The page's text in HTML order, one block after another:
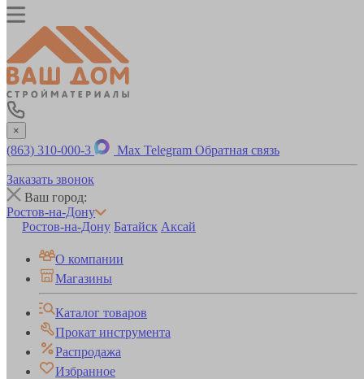
×
(863) 310-000-3 Max Telegram Обратная связь
Заказать звонок
Ваш город:
Ростов-на-Дону
Ростов-на-Дону Батайск Аксай
О компании
Магазины
Каталог товаров
Прокат инструмента
Распродажа
Избранное